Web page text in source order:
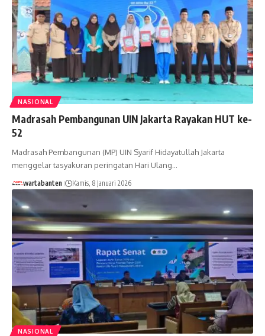
NASIONAL
Madrasah Pembangunan UIN Jakarta Rayakan HUT ke-
52
Madrasah Pembangunan (MP) UIN Syarif Hidayatullah Jakarta
menggelar tasyakuran peringatan Hari Ulang…
wartabanten Kamis, 8 Januari 2026
NASIONAL